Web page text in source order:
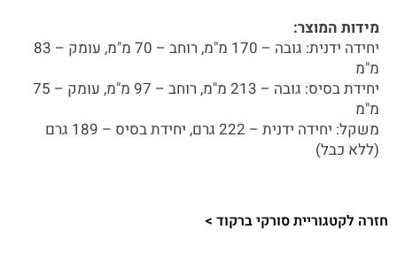
מידות המוצר:
יחידה ידנית: גובה – 170 מ"מ, רוחב – 70 מ"מ, עומק – 83
מ"מ
יחידת בסיס: גובה – 213 מ"מ, רוחב – 97 מ"מ, עומק – 75
מ"מ
משקל: יחידה ידנית – 222 גרם, יחידת בסיס – 189 גרם
(ללא כבל)
חזרה לקטגוריית סורקי ברקוד >